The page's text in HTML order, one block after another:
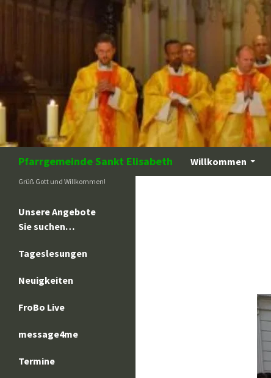
Pfarrgemeinde Sankt Elisabeth Willkommen
Grüß Gott und Willkommen!
Unsere Angebote
Sie suchen…
Tageslesungen
Neuigkeiten
FroBo Live
message4me
Termine